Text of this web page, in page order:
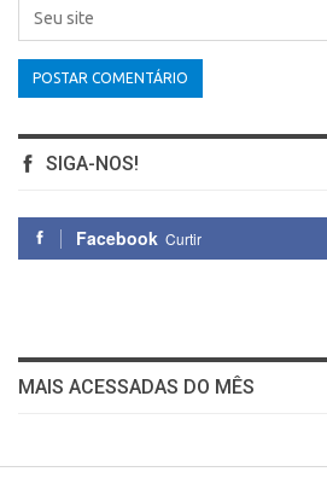
SIGA-NOS!
Facebook Curtir
MAIS ACESSADAS DO MÊS